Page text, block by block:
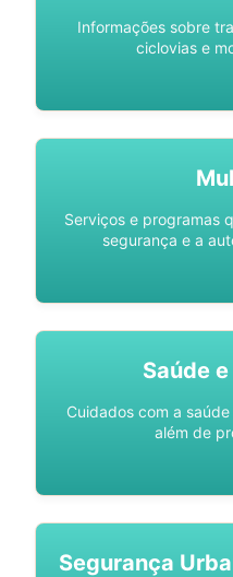
Informações sobre
ciclovias e
Serviços e programas
segurança e a
Saúde
Cuidados com a
além de
Segurança